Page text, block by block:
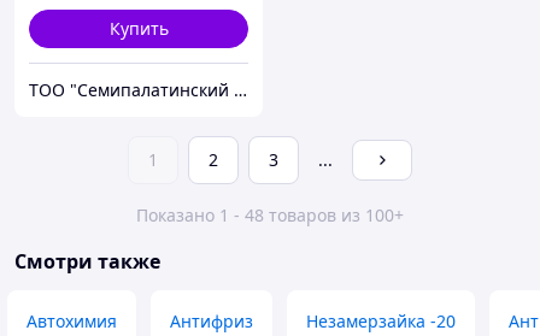
Купить
ТОО "Семипалатинский завод масел"
1 2 3 ...
Показано 1 - 48 товаров из 100+
Смотри также
Автохимия Антифриз Незамерзайка -20